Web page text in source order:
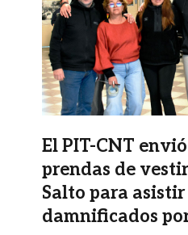
El PIT-CNT
prendas de
Salto para asistir
damnificados